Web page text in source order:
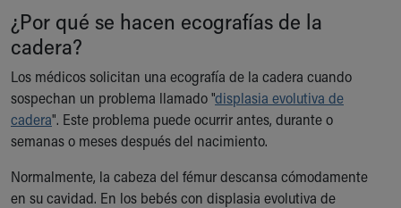
Our Culture of Caring
Newsroom
Our Leadership
Quality and Patient Safety
Unity and Engagement
Women's Board
More childhood, please.™
Cincinnati Children's
¿Por qué se hacen ecografías de la
cadera?
Los médicos solicitan una ecografía de la cadera cuando
sospechan un problema llamado "displasia evolutiva de
cadera". Este problema puede ocurrir antes, durante o
semanas o meses después del nacimiento.
Normalmente, la cabeza del fémur descansa cómodamente
en su cavidad. En los bebés con displasia evolutiva de